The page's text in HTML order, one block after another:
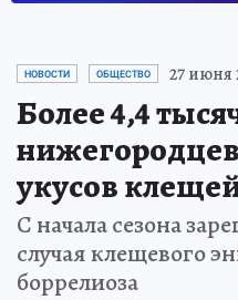
НОВОСТИ ОБЩЕСТВО 27 июня
Более 4,4
укусов
С начала сезона
случая клещевого
боррелиоза